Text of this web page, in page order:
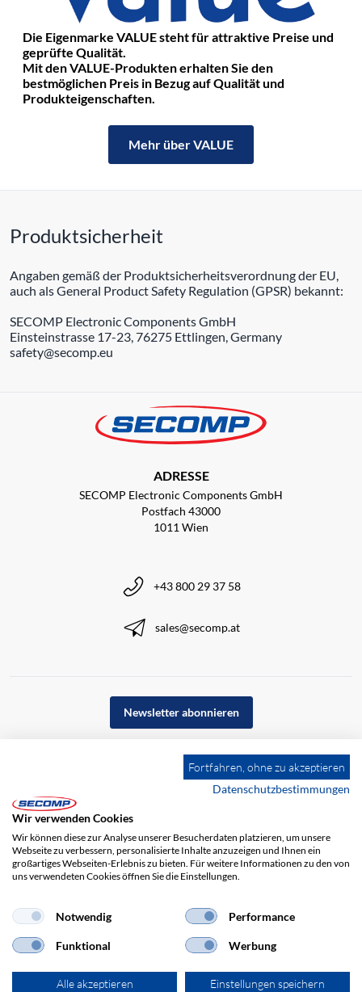
Die Eigenmarke VALUE steht für attraktive Preise und
geprüfte Qualität.
Mit den VALUE-Produkten erhalten Sie den
bestmöglichen Preis in Bezug auf Qualität und
Produkteigenschaften.
Mehr über VALUE
Produktsicherheit
Angaben gemäß der Produktsicherheitsverordnung der EU,
auch als General Product Safety Regulation (GPSR) bekannt:
SECOMP Electronic Components GmbH
Einsteinstrasse 17-23, 76275 Ettlingen, Germany
safety@secomp.eu
ADRESSE
SECOMP Electronic Components GmbH
Postfach 43000
1011 Wien
+43 800 29 37 58
sales@secomp.at
Newsletter abonnieren
Impressum AGB Haftungsausschluss Datenschutz
Fortfahren, ohne zu akzeptieren
Datenschutzbestimmungen
Wir verwenden Cookies
Wir können diese zur Analyse unserer Besucherdaten platzieren, um unsere
Webseite zu verbessern, personalisierte Inhalte anzuzeigen und Ihnen ein
großartiges Webseiten-Erlebnis zu bieten. Für weitere Informationen zu den von
uns verwendeten Cookies öffnen Sie die Einstellungen.
Notwendig Performance
Funktional Werbung
Alle akzeptieren Einstellungen speichern